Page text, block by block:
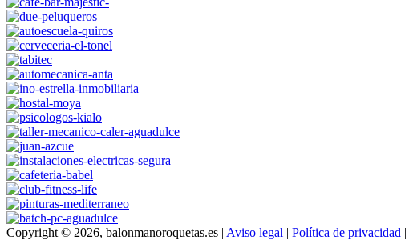
Copyright © 2026, balonmanoroquetas.es | Aviso legal | Política de privacidad |